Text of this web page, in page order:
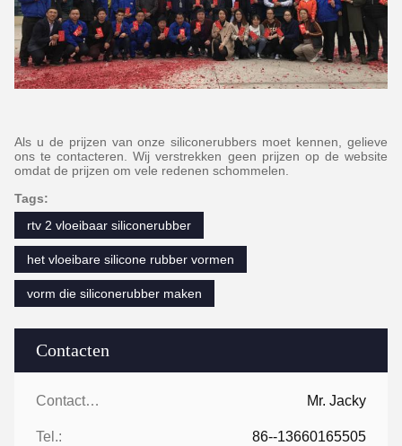
Contacten
Contacten: Mr. Jacky
Tel.: 86--13660165505
Als u de prijzen van onze siliconerubbers moet kennen, gelieve
ons te contacteren. Wij verstrekken geen prijzen op de website
omdat de prijzen om vele redenen schommelen.
Tags:
rtv 2 vloeibaar siliconerubber
het vloeibare silicone rubber vormen
vorm die siliconerubber maken